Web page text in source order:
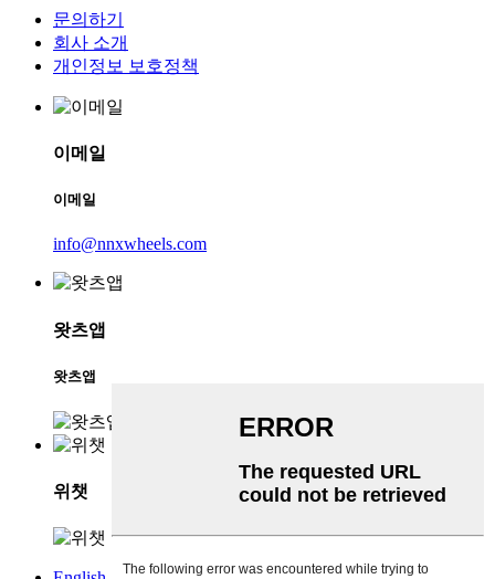
문의하기
회사 소개
개인정보 보호정책
이메일
이메일
info@nnxwheels.com
왓츠앱
왓츠앱
위챗